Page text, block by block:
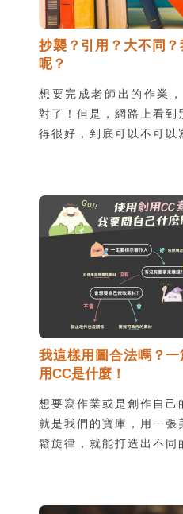
抄襲？引用？大不同
呢？
想要完成老師出的作業
對了！但是，網路上看到
得很好，到底可以不可以
血，也會被老師或學校視
罰之外，更會賠上自己的
我這樣用圖合法嗎？
用CC是什麼！
想要寫作業或是創作自己
就是我們的寶庫，用一張
鬆旋律，就能打造出不同
不償失。別怕！